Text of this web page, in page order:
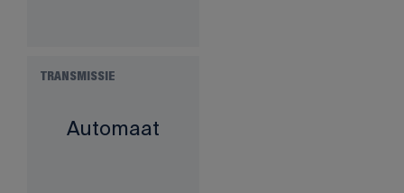
TRANSMISSIE
Automaat